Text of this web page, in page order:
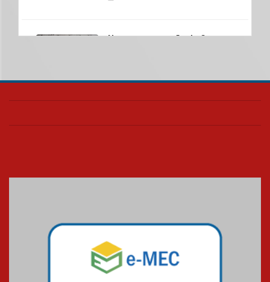
Nova apresentação do Centro
realizará nova edição da Feira
04.08.2026
Mackenzie recepciona os
calouros do segundo semestre